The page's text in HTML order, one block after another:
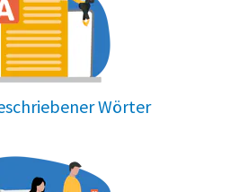
Wörter